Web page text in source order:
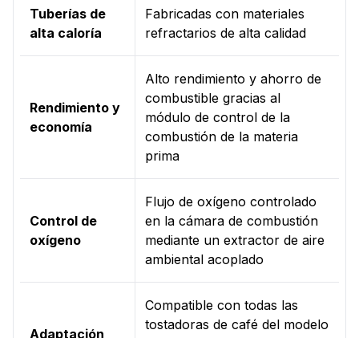
Tuberías de
alta caloría
Fabricadas con materiales
refractarios de alta calidad
Rendimiento y
economía
Alto rendimiento y ahorro de
combustible gracias al
módulo de control de la
combustión de la materia
prima
Control de
oxígeno
Flujo de oxígeno controlado
en la cámara de combustión
mediante un extractor de aire
ambiental acoplado
Adaptación
Compatible con todas las
tostadoras de café del modelo